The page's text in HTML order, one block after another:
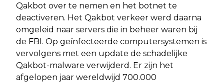
Qakbot over te nemen en het botnet te
deactiveren. Het Qakbot verkeer werd daarna
omgeleid naar servers die in beheer waren bij
de FBI. Op geïnfecteerde computersystemen is
vervolgens met een update de schadelijke
Qakbot-malware verwijderd. Er zijn het
afgelopen jaar wereldwijd 700.000